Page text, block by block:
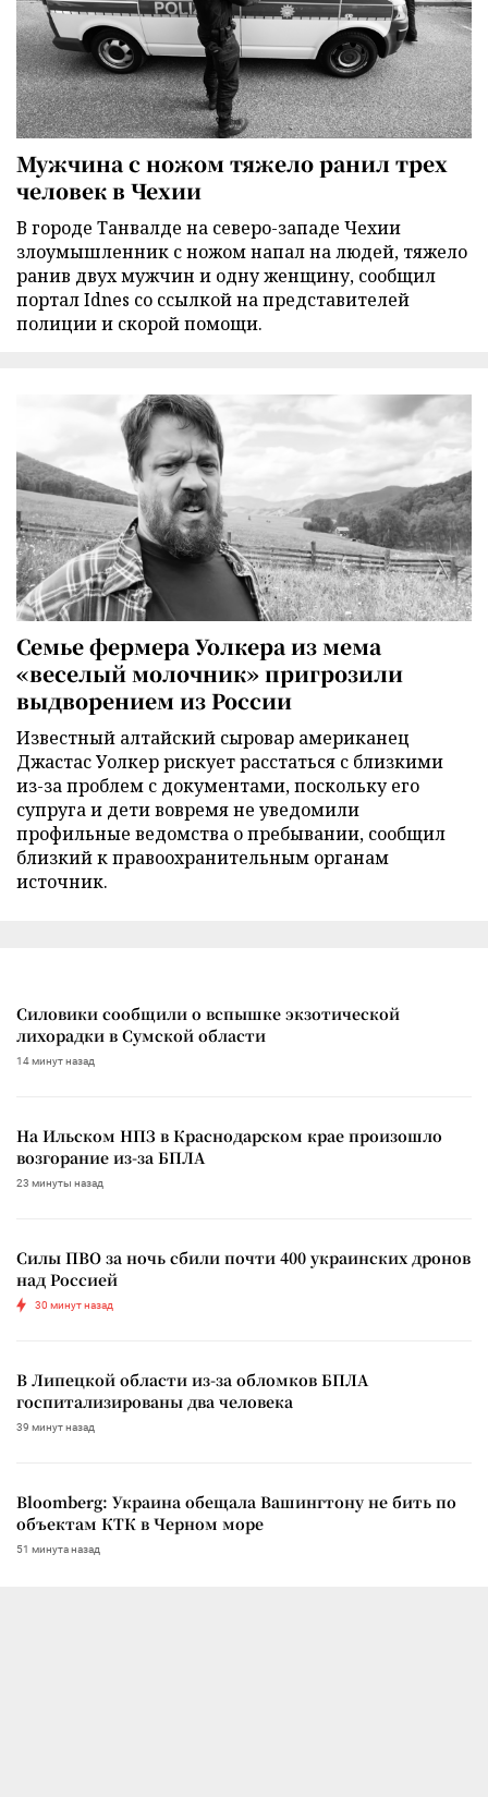
Мужчина с ножом тяжело ранил трех
человек в Чехии
В городе Танвалде на северо-западе Чехии
злоумышленник с ножом напал на людей, тяжело
ранив двух мужчин и одну женщину, сообщил
портал Idnes со ссылкой на представителей
полиции и скорой помощи.
Семье фермера Уолкера из мема
«веселый молочник» пригрозили
выдворением из России
Известный алтайский сыровар американец
Джастас Уолкер рискует расстаться с близкими
из-за проблем с документами, поскольку его
супруга и дети вовремя не уведомили
профильные ведомства о пребывании, сообщил
близкий к правоохранительным органам
источник.
Силовики сообщили о вспышке экзотической
лихорадки в Сумской области
14 минут назад
На Ильском НПЗ в Краснодарском крае произошло
возгорание из-за БПЛА
23 минуты назад
Силы ПВО за ночь сбили почти 400 украинских дронов
над Россией
30 минут назад
В Липецкой области из-за обломков БПЛА
госпитализированы два человека
39 минут назад
Bloomberg: Украина обещала Вашингтону не бить по
объектам КТК в Черном море
51 минута назад